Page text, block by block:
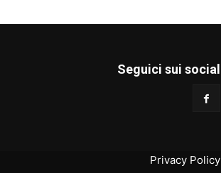
Seguici sui social
Privacy Policy